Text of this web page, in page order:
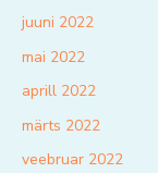
juuni 2022
mai 2022
aprill 2022
märts 2022
veebruar 2022